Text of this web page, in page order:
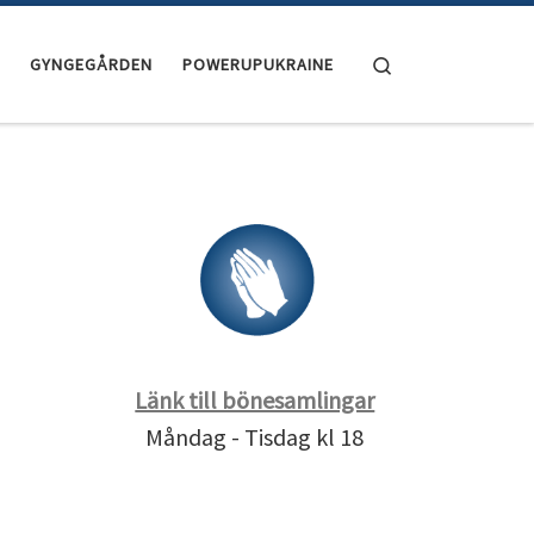
GYNGEGÅRDEN POWERUPUKRAINE
Länk till bönesamlingar
Måndag - Tisdag kl 18